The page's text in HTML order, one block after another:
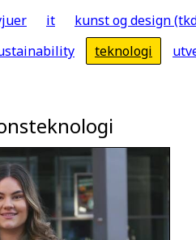
it kunst og design
teknologi